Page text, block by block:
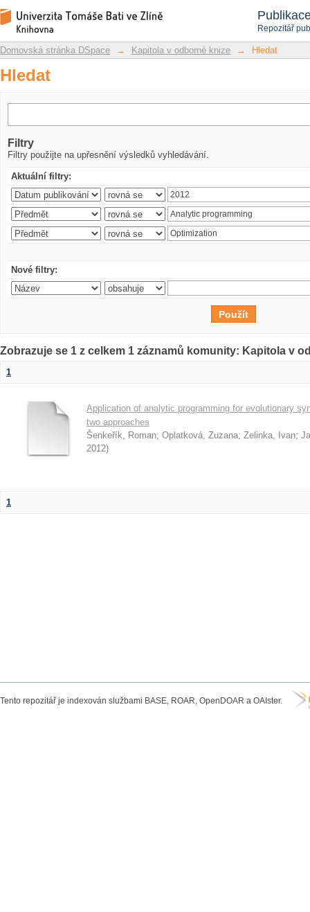
Repozitář
Hledat
Repozitář DSpace/Manakin
Domovská stránka DSpace → Kapitola v odborné knize → Hledat
Hledat
Filtry
Filtry použijte na upřesnění výsledků vyhledávání.
Aktuální filtry:
Nové filtry:
Zobrazuje se 1 z celkem 1 záznamů komunity: Kapitola v
1
Application of analytic programming for evolutionary
two approaches
Šenkeřík, Roman; Oplatková, Zuzana; Zelinka, Ivan;
2012)
1
Tento repozitář je indexován službami BASE, ROAR, OpenDOAR a OAIster.